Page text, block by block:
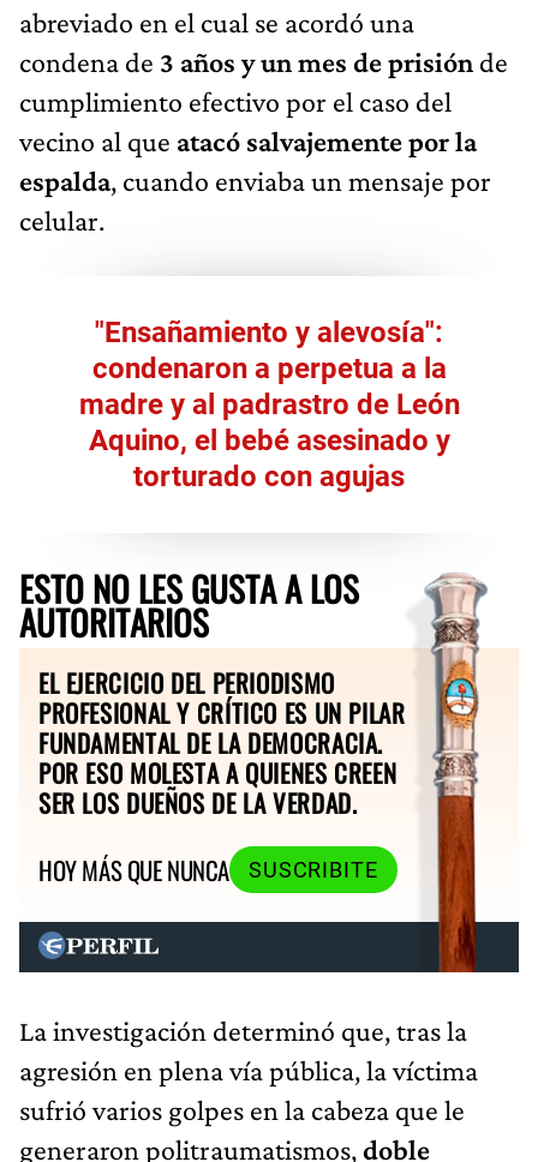
abreviado en el cual se acordó una
condena de 3 años y un mes de prisión de
cumplimiento efectivo por el caso del
vecino al que atacó salvajemente por la
espalda, cuando enviaba un mensaje por
celular.
"Ensañamiento y alevosía":
condenaron a perpetua a la
madre y al padrastro de León
Aquino, el bebé asesinado y
torturado con agujas
ESTO NO LES GUSTA A LOS
AUTORITARIOS
EL EJERCICIO DEL PERIODISMO
PROFESIONAL Y CRÍTICO ES UN PILAR
FUNDAMENTAL DE LA DEMOCRACIA.
POR ESO MOLESTA A QUIENES CREEN
SER LOS DUEÑOS DE LA VERDAD.
HOY MÁS QUE NUNCA
SUSCRIBITE
La investigación determinó que, tras la
agresión en plena vía pública, la víctima
sufrió varios golpes en la cabeza que le
generaron politraumatismos,doble